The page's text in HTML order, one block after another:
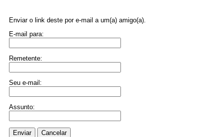
Enviar o link deste por e-mail a um(a) amigo(a).
E-mail para:
Remetente:
Seu e-mail:
Assunto:
Enviar Cancelar